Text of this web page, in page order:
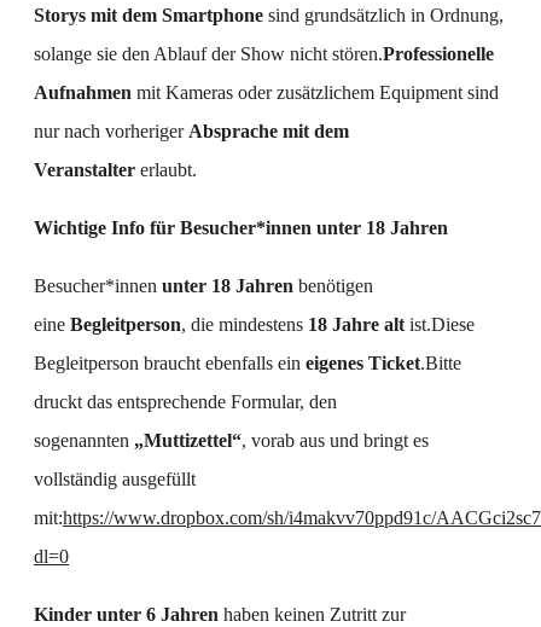
Storys mit dem Smartphone sind grundsätzlich in Ordnung,
solange sie den Ablauf der Show nicht stören.Professionelle
Aufnahmen mit Kameras oder zusätzlichem Equipment sind
nur nach vorheriger Absprache mit dem
Veranstalter erlaubt.
Wichtige Info für Besucher*innen unter 18 Jahren
Besucher*innen unter 18 Jahren benötigen
eine Begleitperson, die mindestens 18 Jahre alt ist.Diese
Begleitperson braucht ebenfalls ein eigenes Ticket.Bitte
druckt das entsprechende Formular, den
sogenannten „Muttizettel“, vorab aus und bringt es
vollständig ausgefüllt
mit:https://www.dropbox.com/sh/i4makvv70ppd91c/
dl=0
Kinder unter 6 Jahren haben keinen Zutritt zur